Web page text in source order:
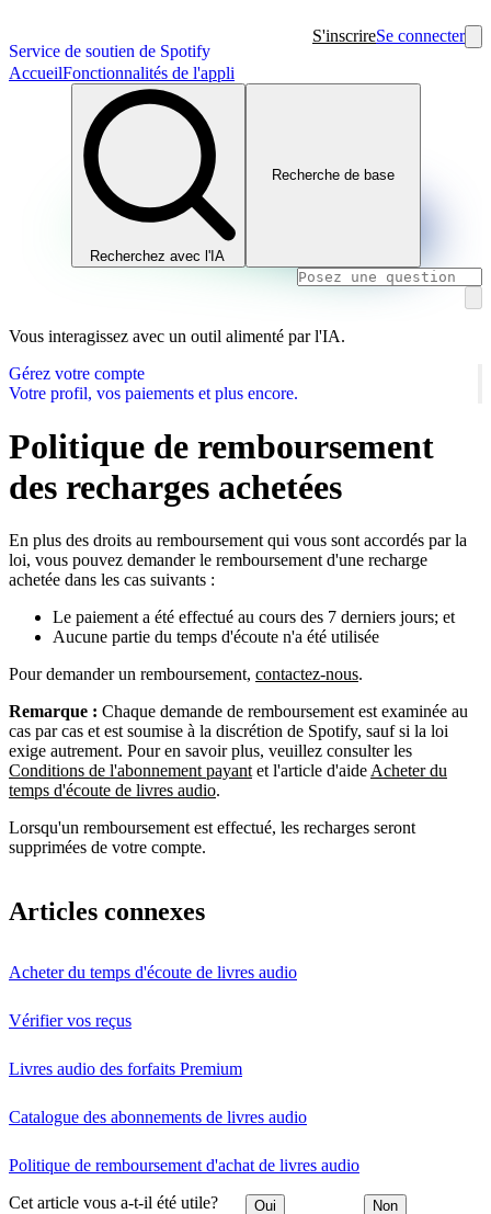
Service de soutien de Spotify
S'inscrireSe connecter
AccueilFonctionnalités de l'appli
Recherchez avec l'IA
Recherche de base
Vous interagissez avec un outil alimenté par l'IA.
Gérez votre compte
Votre profil, vos paiements et plus encore.
Politique de remboursement
des recharges achetées
En plus des droits au remboursement qui vous sont accordés par la
loi, vous pouvez demander le remboursement d'une recharge
achetée dans les cas suivants :
Le paiement a été effectué au cours des 7 derniers jours; et
Aucune partie du temps d'écoute n'a été utilisée
Pour demander un remboursement, contactez-nous.
Remarque : Chaque demande de remboursement est examinée au
cas par cas et est soumise à la discrétion de Spotify, sauf si la loi
exige autrement. Pour en savoir plus, veuillez consulter les
Conditions de l'abonnement payant et l'article d'aide Acheter du
temps d'écoute de livres audio.
Lorsqu'un remboursement est effectué, les recharges seront
supprimées de votre compte.
Articles connexes
Acheter du temps d'écoute de livres audio
Vérifier vos reçus
Livres audio des forfaits Premium
Catalogue des abonnements de livres audio
Politique de remboursement d'achat de livres audio
Cet article vous a-t-il été utile? Oui Non